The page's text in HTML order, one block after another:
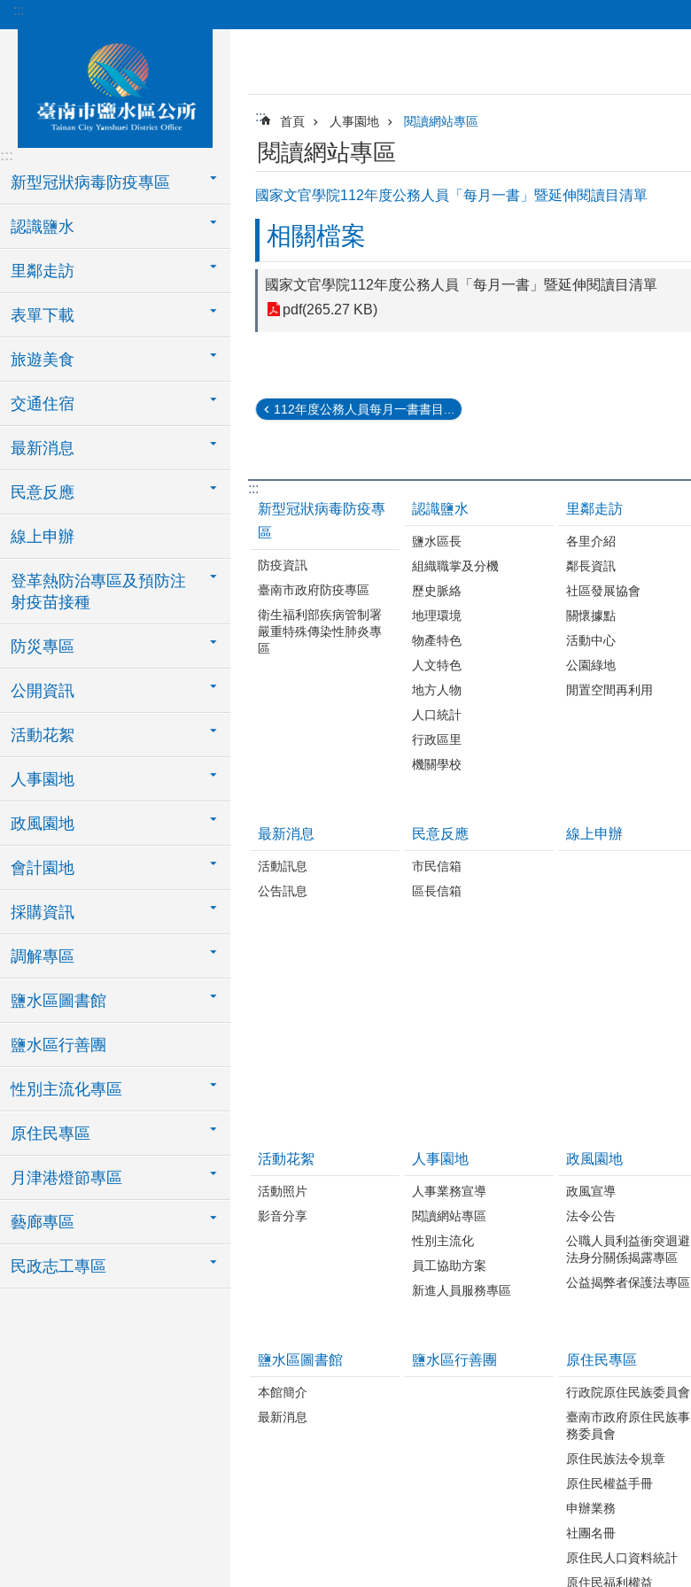
跳到主要內容區塊
:::
:::
新型冠狀病毒防疫專區
認識鹽水
里鄰走訪
表單下載
旅遊美食
交通住宿
最新消息
民意反應
線上申辦
登革熱防治專區及預防注
射疫苗接種
防災專區
公開資訊
活動花絮
人事園地
政風園地
會計園地
採購資訊
調解專區
鹽水區圖書館
鹽水區行善團
性別主流化專區
原住民專區
月津港燈節專區
藝廊專區
民政志工專區
::: 首頁 人事園地 閱讀網站專區
閱讀網站專區
國家文官學院112年度公務人員「每月一書」暨延伸閱讀目清單
相關檔案
國家文官學院112年度公務人員「每月一書」暨延伸閱讀目清單
pdf(265.27 KB)
112年度公務人員每月一書書目...
:::
新型冠狀病毒防疫專
區
防疫資訊
臺南市政府防疫專區
衛生福利部疾病管制署
嚴重特殊傳染性肺炎專
區
認識鹽水
鹽水區長
組織職掌及分機
歷史脈絡
地理環境
物產特色
人文特色
地方人物
人口統計
行政區里
機關學校
里鄰走訪
各里介紹
鄰長資訊
社區發展協會
關懷據點
活動中心
公園綠地
閒置空間再利用
最新消息
活動訊息
公告訊息
民意反應
市民信箱
區長信箱
線上申辦
活動花絮
活動照片
影音分享
人事園地
人事業務宣導
閱讀網站專區
性別主流化
員工協助方案
新進人員服務專區
政風園地
政風宣導
法令公告
公職人員利益衝突迴避
法身分關係揭露專區
公益揭弊者保護法專區
鹽水區圖書館
本館簡介
最新消息
鹽水區行善團 原住民專區
行政院原住民族委員會
臺南市政府原住民族事
務委員會
原住民族法令規章
原住民權益手冊
申辦業務
社團名冊
原住民人口資料統計
原住民福利權益